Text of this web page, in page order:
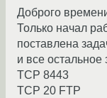
Доброго
Только начал
поставлена
и все остальное
TCP 8443
TCP 20 FTP